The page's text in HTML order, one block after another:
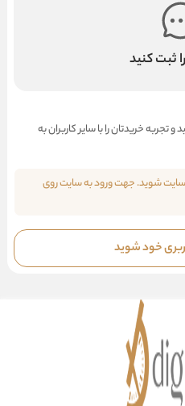
ثبت کنید
تجربه خریدتان را با سایر کاربران به
سایت شوید. جهت ورود به سایت روی
خود شوید